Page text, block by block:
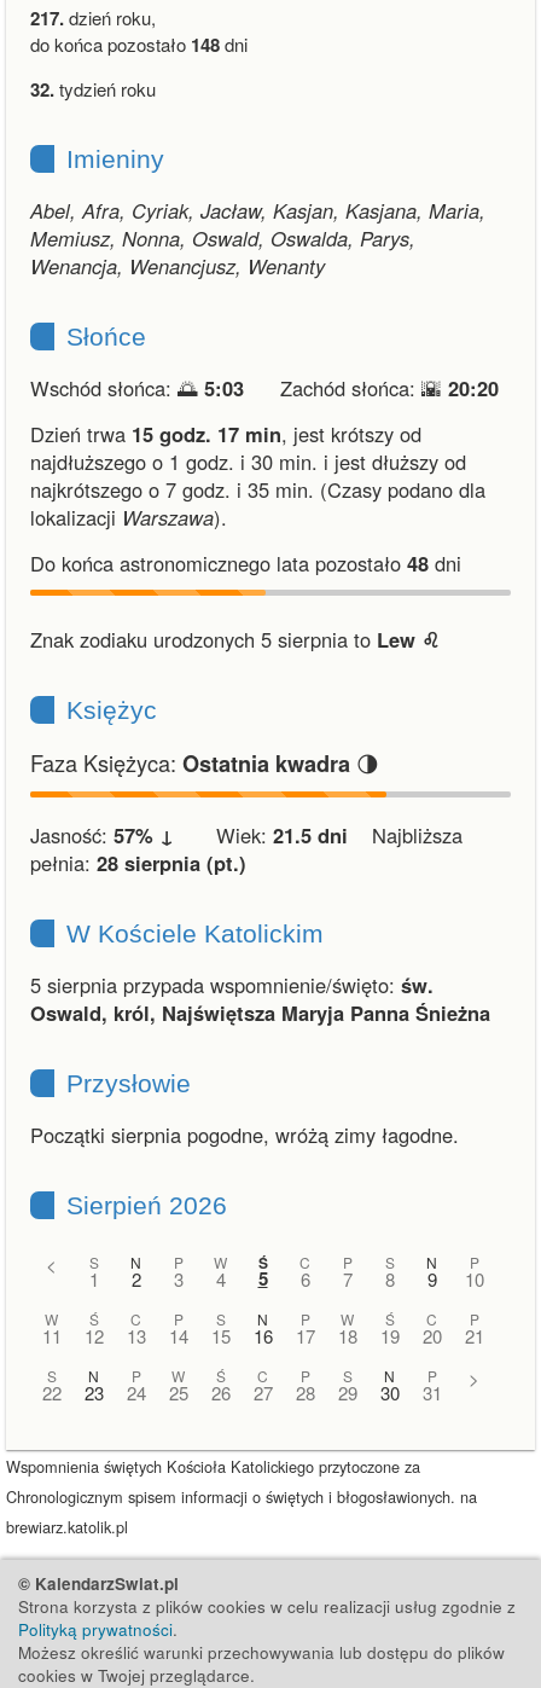
217.dzień roku,
do końca pozostało 148dni
32.tydzień roku
Imieniny
Abel, Afra, Cyriak, Jacław, Kasjan, Kasjana, Maria,
Memiusz, Nonna, Oswald, Oswalda, Parys,
Wenancja, Wenancjusz, Wenanty
Słońce
Wschód słońca: 🌅 5:03 Zachód słońca: 🌇 20:20
Dzień trwa 15 godz. 17 min, jest krótszy od
najdłuższego o 1 godz. i 30 min. i jest dłuższy od
najkrótszego o 7 godz. i 35 min. (Czasy podano dla
lokalizacji Warszawa).
Do końca astronomicznego lata pozostało 48 dni
Znak zodiaku urodzonych 5 sierpnia to Lew ♌︎
Księżyc
Faza Księżyca: Ostatnia kwadra 🌗
Jasność: 57% ↓ Wiek: 21.5 dni Najbliższa
pełnia: 28 sierpnia (pt.)
W Kościele Katolickim
5 sierpnia przypada wspomnienie/święto: św.
Oswald, król, Najświętsza Maryja Panna Śnieżna
Przysłowie
Początki sierpnia pogodne, wróżą zimy łagodne.
Sierpień 2026
< S
1
N
2
P
3
W
4
Ś
5
C
6
P
7
S
8
N
9
P
10
W
11
Ś
12
C
13
P
14
S
15
N
16
P
17
W
18
Ś
19
C
20
P
21
S
22
N
23
P
24
W
25
Ś
26
C
27
P
28
S
29
N
30
P
31
>
Wspomnienia świętych Kościoła Katolickiego przytoczone za
Chronologicznym spisem informacji o świętych i błogosławionych. na
brewiarz.katolik.pl
© KalendarzSwiat.pl
Strona korzysta z plików cookies w celu realizacji usług zgodnie z
Polityką prywatności.
Możesz określić warunki przechowywania lub dostępu do plików
cookies w Twojej przeglądarce.